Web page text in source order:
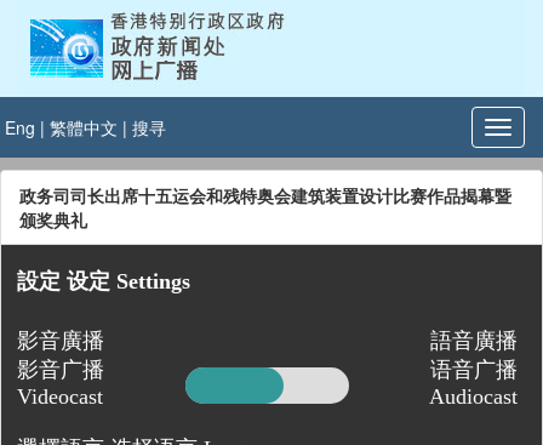
Eng | 繁體中文 | 搜寻
政务司司长出席十五运会和残特奥会建筑装置设计比赛作品揭幕暨
颁奖典礼